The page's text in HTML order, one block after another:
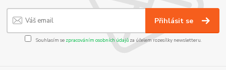
Přihlásit se
Souhlasím se zpracováním osobních údajůza účelem rozesílky newsletteru.